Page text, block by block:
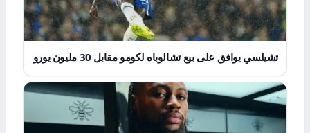
تشيلسي يوافق على بيع تشالوباه لكومو مقابل 30 مليون يورو